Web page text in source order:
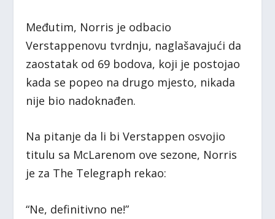
Međutim, Norris je odbacio
Verstappenovu tvrdnju, naglašavajući da
zaostatak od 69 bodova, koji je postojao
kada se popeo na drugo mjesto, nikada
nije bio nadoknađen.
Na pitanje da li bi Verstappen osvojio
titulu sa McLarenom ove sezone, Norris
je za The Telegraph rekao:
“Ne, definitivno ne!”